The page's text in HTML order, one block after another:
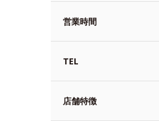
営業時間
TEL
店舗特徴